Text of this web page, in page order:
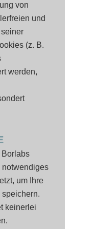
von
und
(z. B.
werden,
Borlabs
notwendiges
um Ihre
keinerlei